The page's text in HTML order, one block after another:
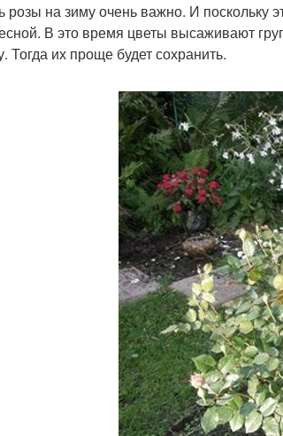
розы на зиму очень важно. И поскольку
В это время цветы высаживают
Тогда их проще будет сохранить.